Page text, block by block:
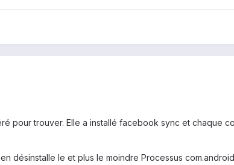
pour trouver. Elle a installé facebook sync et chaque
désinstalle le et plus le moindre Processus